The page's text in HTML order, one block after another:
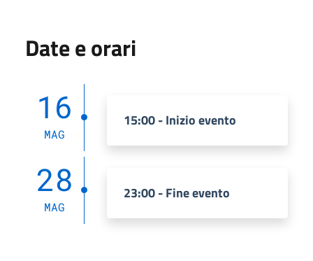
Date e orari
16
MAG
15:00 - Inizio evento
28
MAG
23:00 - Fine evento